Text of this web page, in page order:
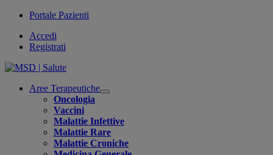
Portale Pazienti
Accedi
Registrati
Aree Terapeutiche
Open
Oncologia
Vaccini
Malattie Infettive
Malattie Rare
Malattie Croniche